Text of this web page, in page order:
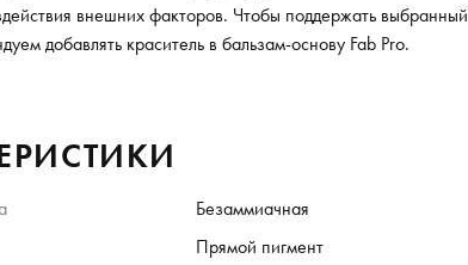
внешних факторов. Чтобы поддержать выбранный
добавлять краситель в бальзам-основу Fab Pro.
Безаммиачная
Прямой пигмент